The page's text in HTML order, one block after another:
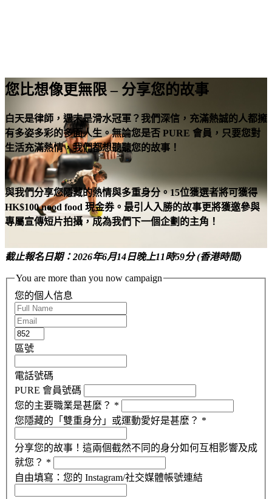
您比想像更無限 – 分享您的故事
白天是律師，週末是滑水冠軍？我們深信，充滿熱誠的人都擁
有多姿多彩的多面人生。無論您是否 PURE 會員，只要您對
生活充滿熱情，我們都想聽聽您的故事！
與我們分享您隱藏的熱情與多重身分。15位獲選者將可獲得
HK$100 nood food 現金券。最引人入勝的故事更將獲邀參與
專屬宣傳短片拍攝，成為我們下一個企劃的主角！
截止報名日期：2026年6月14日晚上11時59分 (香港時間)
You are more than you now campaign
您的個人信息
區號
電話號碼
PURE 會員號碼
您的主要職業是甚麼？ *
您隱藏的「雙重身分」或運動愛好是甚麼？ *
分享您的故事！這兩個截然不同的身分如何互相影響及成
就您？ *
自由填寫：您的 Instagram/社交媒體帳號連結